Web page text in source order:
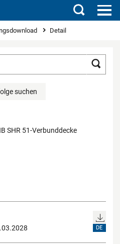
Suchen
Detail
suchen
SHR 51-Verbunddecke
DE